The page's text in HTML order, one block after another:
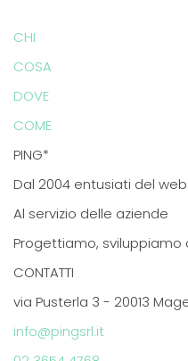
CHI
COSA
DOVE
COME
PING*
Dal 2004 entusiati del web
Al servizio delle aziende
Progettiamo, sviluppiamo
CONTATTI
via Pusterla 3 - 20013
info@pingsrl.it